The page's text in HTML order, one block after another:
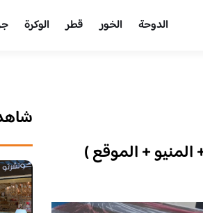
الدوحة الخور قطر الوكرة
+ الموقع )